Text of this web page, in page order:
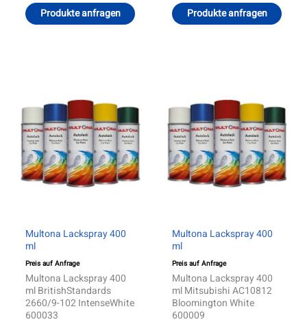
Produkte anfragen
Produkte anfragen
Multona Lackspray 400
ml
Preis auf Anfrage
Multona Lackspray 400
ml BritishStandards
2660/9-102 IntenseWhite
600033
Multona Lackspray 400
ml
Preis auf Anfrage
Multona Lackspray 400
ml Mitsubishi AC10812
Bloomington White
600009